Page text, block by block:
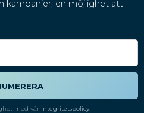
kampanjer, en möjlighet att
med vår integritetspolicy.